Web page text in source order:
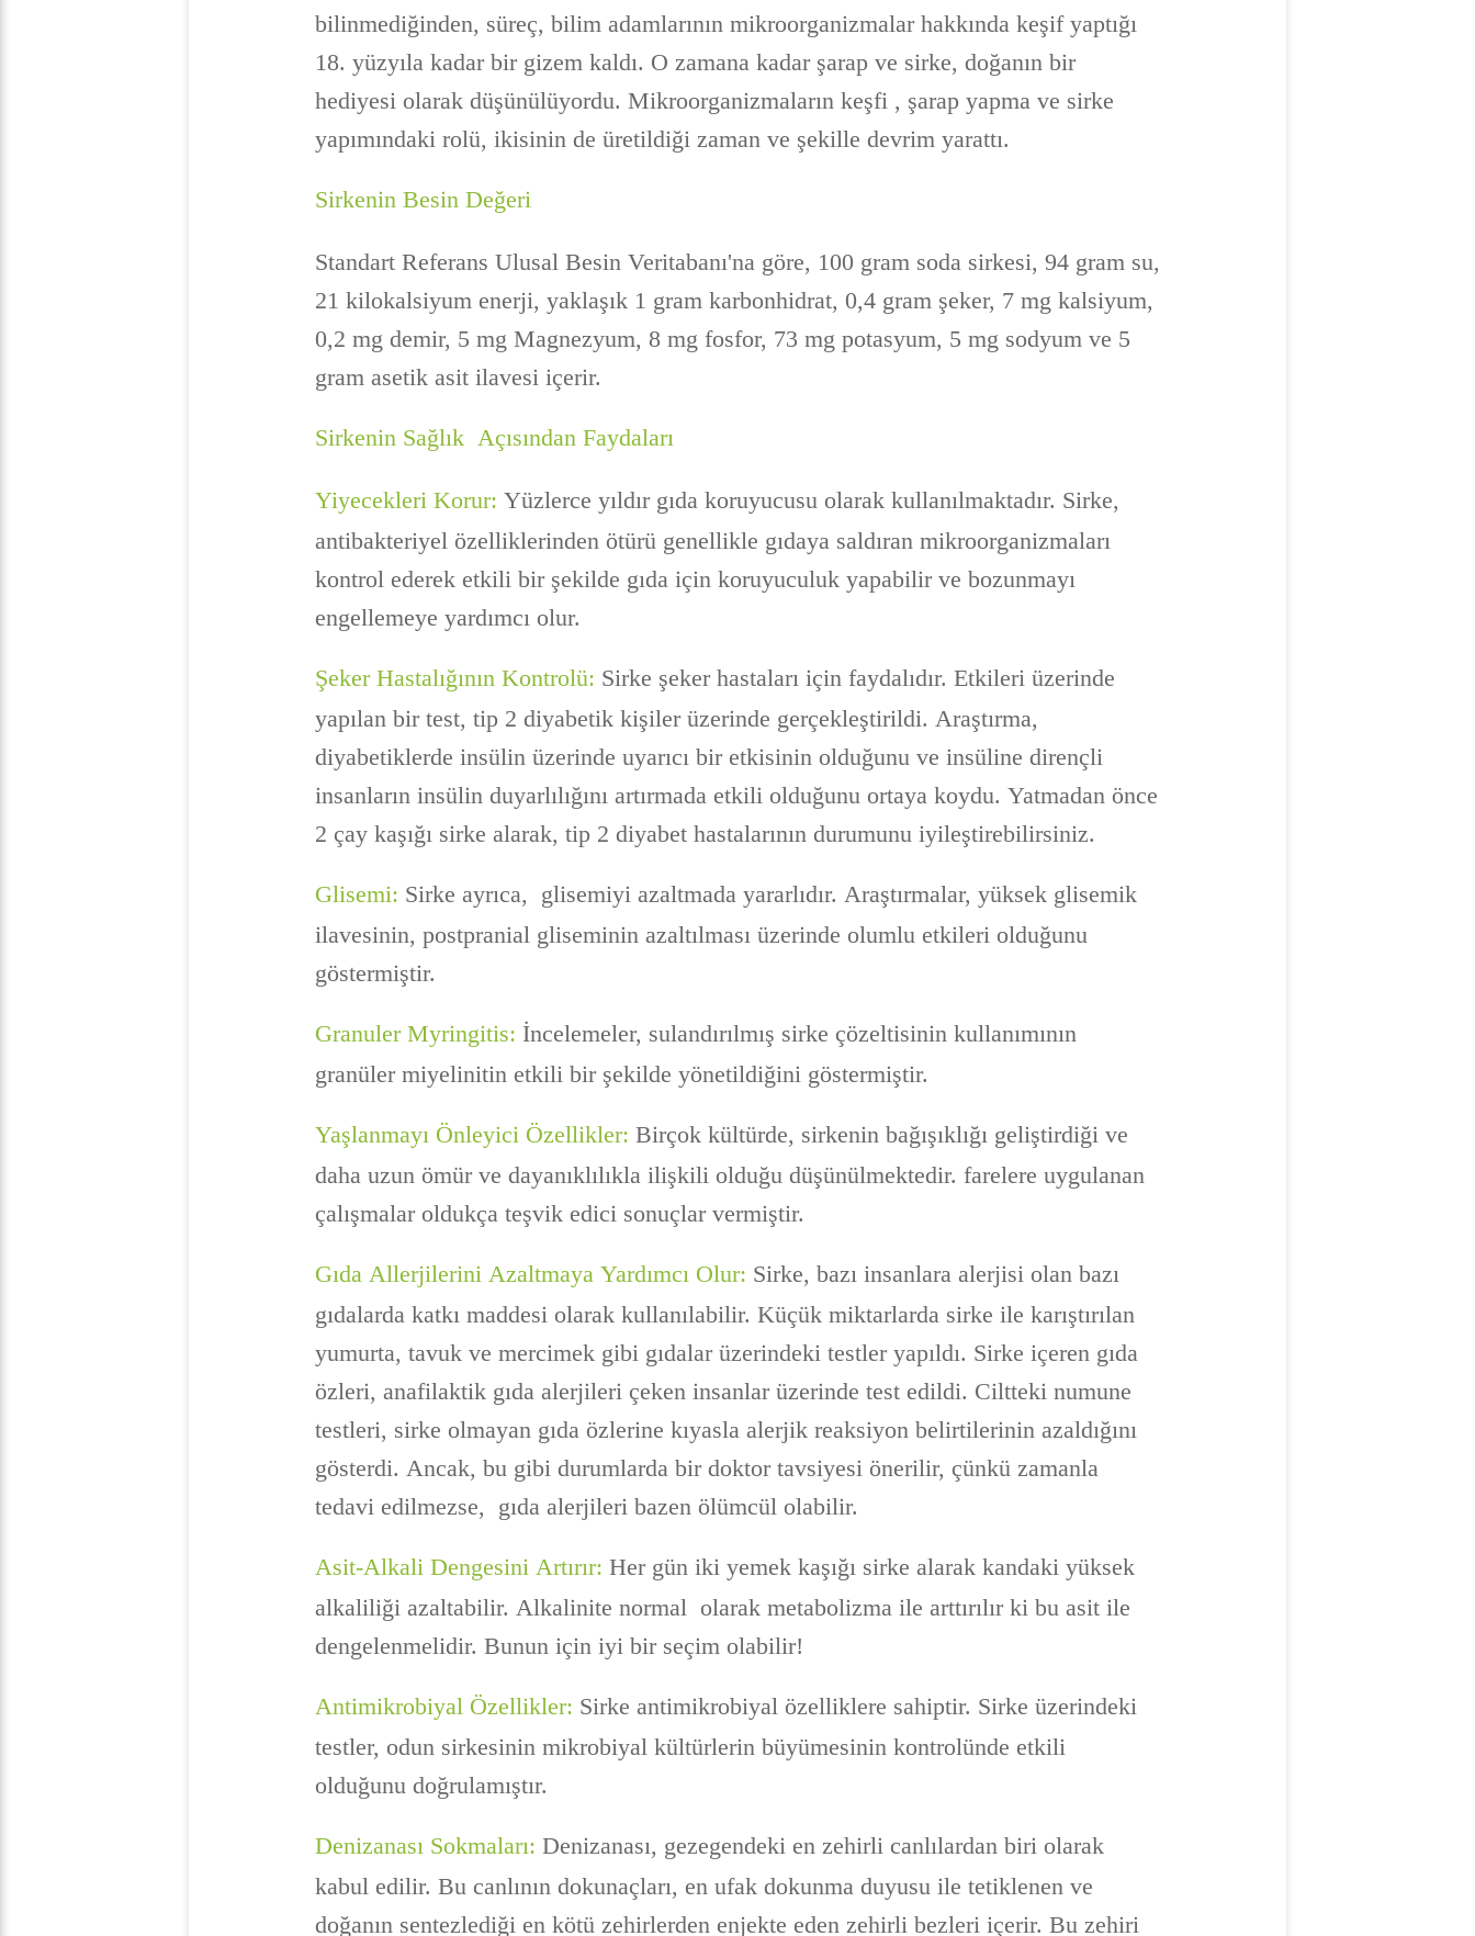
bilinmediğinden, süreç, bilim adamlarının mikroorganizmalar hakkında keşif yaptığı
18. yüzyıla kadar bir gizem kaldı. O zamana kadar şarap ve sirke, doğanın bir
hediyesi olarak düşünülüyordu. Mikroorganizmaların keşfi , şarap yapma ve sirke
yapımındaki rolü, ikisinin de üretildiği zaman ve şekille devrim yarattı.
Sirkenin Besin Değeri
Standart Referans Ulusal Besin Veritabanı'na göre, 100 gram soda sirkesi, 94 gram su,
21 kilokalsiyum enerji, yaklaşık 1 gram karbonhidrat, 0,4 gram şeker, 7 mg kalsiyum,
0,2 mg demir, 5 mg Magnezyum, 8 mg fosfor, 73 mg potasyum, 5 mg sodyum ve 5
gram asetik asit ilavesi içerir.
Sirkenin Sağlık Açısından Faydaları
Yiyecekleri Korur: Yüzlerce yıldır gıda koruyucusu olarak kullanılmaktadır. Sirke,
antibakteriyel özelliklerinden ötürü genellikle gıdaya saldıran mikroorganizmaları
kontrol ederek etkili bir şekilde gıda için koruyuculuk yapabilir ve bozunmayı
engellemeye yardımcı olur.
Şeker Hastalığının Kontrolü: Sirke şeker hastaları için faydalıdır. Etkileri üzerinde
yapılan bir test, tip 2 diyabetik kişiler üzerinde gerçekleştirildi. Araştırma,
diyabetiklerde insülin üzerinde uyarıcı bir etkisinin olduğunu ve insüline dirençli
insanların insülin duyarlılığını artırmada etkili olduğunu ortaya koydu. Yatmadan önce
2 çay kaşığı sirke alarak, tip 2 diyabet hastalarının durumunu iyileştirebilirsiniz.
Glisemi: Sirke ayrıca, glisemiyi azaltmada yararlıdır. Araştırmalar, yüksek glisemik
ilavesinin, postpranial gliseminin azaltılması üzerinde olumlu etkileri olduğunu
göstermiştir.
Granuler Myringitis: İncelemeler, sulandırılmış sirke çözeltisinin kullanımının
granüler miyelinitin etkili bir şekilde yönetildiğini göstermiştir.
Yaşlanmayı Önleyici Özellikler: Birçok kültürde, sirkenin bağışıklığı geliştirdiği ve
daha uzun ömür ve dayanıklılıkla ilişkili olduğu düşünülmektedir. farelere uygulanan
çalışmalar oldukça teşvik edici sonuçlar vermiştir.
Gıda Allerjilerini Azaltmaya Yardımcı Olur: Sirke, bazı insanlara alerjisi olan bazı
gıdalarda katkı maddesi olarak kullanılabilir. Küçük miktarlarda sirke ile karıştırılan
yumurta, tavuk ve mercimek gibi gıdalar üzerindeki testler yapıldı. Sirke içeren gıda
özleri, anafilaktik gıda alerjileri çeken insanlar üzerinde test edildi. Ciltteki numune
testleri, sirke olmayan gıda özlerine kıyasla alerjik reaksiyon belirtilerinin azaldığını
gösterdi. Ancak, bu gibi durumlarda bir doktor tavsiyesi önerilir, çünkü zamanla
tedavi edilmezse, gıda alerjileri bazen ölümcül olabilir.
Asit-Alkali Dengesini Artırır: Her gün iki yemek kaşığı sirke alarak kandaki yüksek
alkaliliği azaltabilir. Alkalinite normal olarak metabolizma ile arttırılır ki bu asit ile
dengelenmelidir. Bunun için iyi bir seçim olabilir!
Antimikrobiyal Özellikler: Sirke antimikrobiyal özelliklere sahiptir. Sirke üzerindeki
testler, odun sirkesinin mikrobiyal kültürlerin büyümesinin kontrolünde etkili
olduğunu doğrulamıştır.
Denizanası Sokmaları: Denizanası, gezegendeki en zehirli canlılardan biri olarak
kabul edilir. Bu canlının dokunaçları, en ufak dokunma duyusu ile tetiklenen ve
doğanın sentezlediği en kötü zehirlerden enjekte eden zehirli bezleri içerir. Bu zehiri